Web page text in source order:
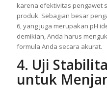
karena efektivitas pengawet
produk. Sebagian besar
6, yang juga merupakan pH
demikian, Anda harus
formula Anda secara akurat.
4. Uji
untuk